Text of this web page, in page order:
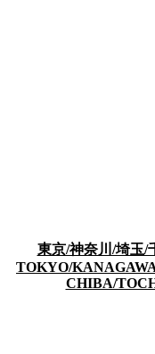
東京/神奈川/埼玉/
TOKYO/
CHIBA/
이용 가능한 성별
키워드 검색